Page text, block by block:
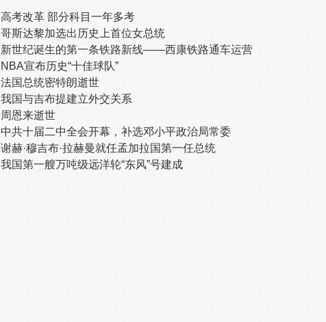
高考改革 部分科目一年多考
哥斯达黎加选出历史上首位女总统
新世纪诞生的第一条铁路新线——西康铁路通车运营
NBA宣布历史“十佳球队”
法国总统密特朗逝世
我国与吉布提建立外交关系
周恩来逝世
中共十届二中全会开幕，补选邓小平政治局常委
谢赫·穆吉布·拉赫曼就任孟加拉国第一任总统
我国第一艘万吨级远洋轮“东风”号建成